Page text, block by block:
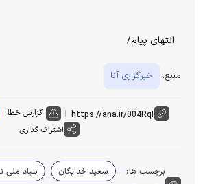
انتهای پیام/
منبع: خبرگزاری آنا
گزارش خطا
اشتراک گذاری
برچسب ها: سعید خدایگان بنیاد ملی